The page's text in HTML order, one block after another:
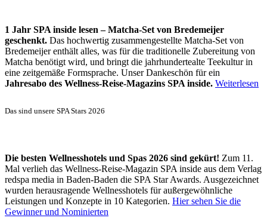
1 Jahr SPA inside lesen – Matcha-Set von Bredemeijer
geschenkt. Das hochwertig zusammengestellte Matcha-Set von
Bredemeijer enthält alles, was für die traditionelle Zubereitung von
Matcha benötigt wird, und bringt die jahrhundertealte Teekultur in
eine zeitgemäße Formsprache. Unser Dankeschön für ein
Jahresabo des Wellness-Reise-Magazins SPA inside. Weiterlesen
Das sind unsere SPA Stars 2026
Die besten Wellnesshotels und Spas 2026 sind gekürt! Zum 11.
Mal verlieh das Wellness-Reise-Magazin SPA inside aus dem Verlag
redspa media in Baden-Baden die SPA Star Awards. Ausgezeichnet
wurden herausragende Wellnesshotels für außergewöhnliche
Leistungen und Konzepte in 10 Kategorien. Hier sehen Sie die
Gewinner und Nominierten